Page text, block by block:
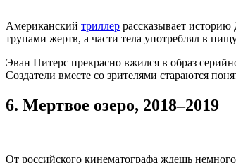
Американский триллер рассказывает
трупами жертв, а части тела употреблял в
Эван Питерс прекрасно вжился в образ
Создатели вместе со зрителями стараются
6. Мертвое озеро, 2018–2019
От российского кинематографа ждешь